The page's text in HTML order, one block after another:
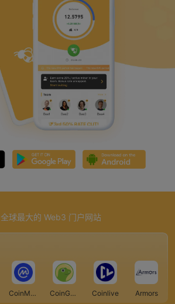
全球最大的 Web3 门户网站
CoinMarketCap CoinGecko Coinlive Armors